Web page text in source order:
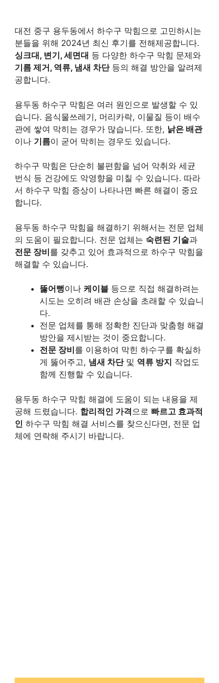
대전 중구 용두동에서 하수구 막힘으로 고민하시는
분들을 위해 2024년 최신 후기를 전해제공합니다.
싱크대, 변기, 세면대 등 다양한 하수구 막힘 문제와
기름 제거, 역류, 냄새 차단등의 해결 방안을 알려제
공합니다.
용두동 하수구 막힘은 여러 원인으로 발생할 수 있
습니다. 음식물쓰레기, 머리카락, 이물질 등이 배수
관에 쌓여 막히는 경우가 많습니다. 또한, 낡은 배관
이나 기름이 굳어 막히는 경우도 있습니다.
하수구 막힘은 단순히 불편함을 넘어 악취와 세균
번식 등 건강에도 악영향을 미칠 수 있습니다. 따라
서 하수구 막힘 증상이 나타나면 빠른 해결이 중요
합니다.
용두동 하수구 막힘을 해결하기 위해서는 전문 업체
의 도움이 필요합니다. 전문 업체는 숙련된 기술과
전문 장비를 갖추고 있어 효과적으로 하수구 막힘을
해결할 수 있습니다.
뚫어뻥이나 케이블 등으로 직접 해결하려는
시도는 오히려 배관 손상을 초래할 수 있습니
다.
전문 업체를 통해 정확한 진단과 맞춤형 해결
방안을 제시받는 것이 중요합니다.
전문 장비 를 이용하여 막힌 하수구를 확실하
게 뚫어주고, 냄새 차단및 역류 방지 작업도
함께 진행할 수 있습니다.
용두동 하수구 막힘 해결에 도움이 되는 내용을 제
공해 드렸습니다. 합리적인 가격 으로 빠르고 효과적
인 하수구 막힘 해결 서비스를 찾으신다면, 전문 업
체에 연락해 주시기 바랍니다.